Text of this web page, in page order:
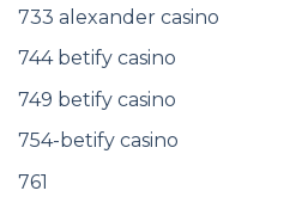
733 alexander casino
744 betify casino
749 betify casino
754-betify casino
761